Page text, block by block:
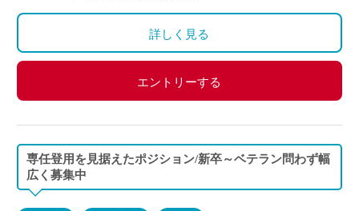
詳しく見る
エントリーする
専任登用を見据えたポジション/新卒～ベテラン問わず幅
広く募集中